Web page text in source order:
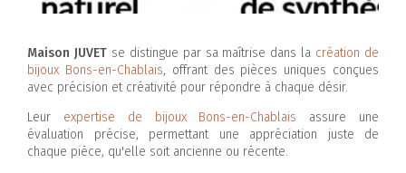
Maison JUVETse distingue par sa maîtrise dans la création de
bijoux Bons-en-Chablais, offrant des pièces uniques conçues
avec précision et créativité pour répondre à chaque désir.
Leur expertise de bijoux Bons-en-Chablais assure une
évaluation précise, permettant une appréciation juste de
chaque pièce, qu'elle soit ancienne ou récente.